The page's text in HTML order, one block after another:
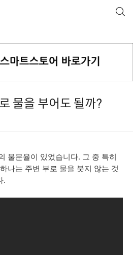
물을 부어도 될까?
불문율이 있었습니다. 그 중 특히
나는 주변 부로 물을 붓지 않는 것
.